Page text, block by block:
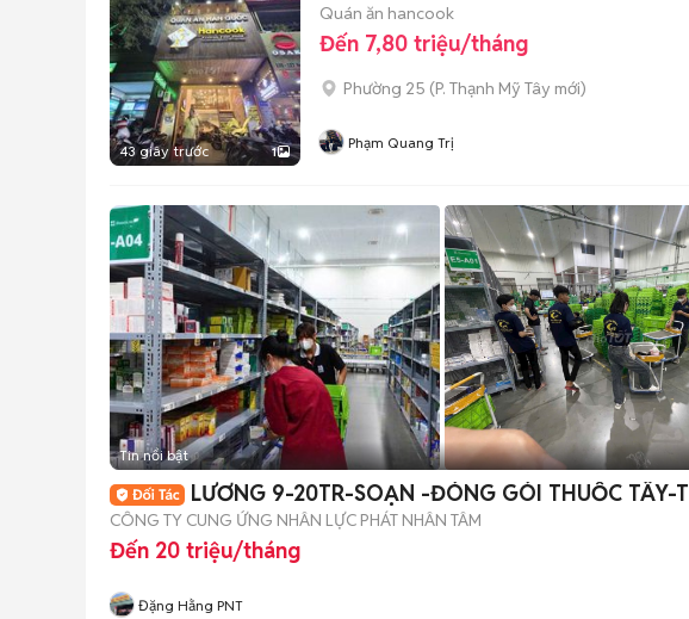
43 giây trước 1
Quán ăn hancook
Đến 7,80 triệu/tháng
Phường 25 (P. Thạnh Mỹ Tây mới)
Phạm Quang Trị
Tin nổi bật
LƯƠNG 9-20TR-SOẠN -ĐÓNG GÓI THUỐC TÂY-
CÔNG TY CUNG ỨNG NHÂN LỰC PHÁT NHÂN TÂM
Đến 20 triệu/tháng
Đặng Hằng PNT